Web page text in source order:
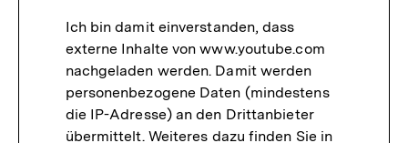
Ich bin damit einverstanden, dass
externe Inhalte von www.youtube.com
nachgeladen werden. Damit werden
personenbezogene Daten (mindestens
die IP-Adresse) an den Drittanbieter
übermittelt. Weiteres dazu finden Sie in